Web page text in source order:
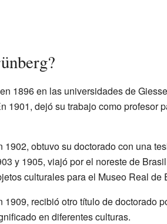
1896 en las universidades de
1901, dejó su trabajo como profesor
1902, obtuvo su doctorado con una
y 1905, viajó por el noreste de
culturales para el Museo Real de
1909, recibió otro título de doctorado
en diferentes culturas.